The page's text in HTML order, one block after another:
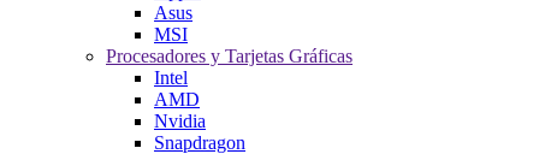
Asus
MSI
Procesadores y Tarjetas Gráficas
Intel
AMD
Nvidia
Snapdragon